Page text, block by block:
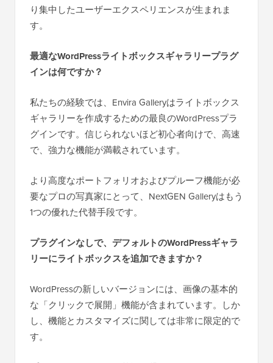
り集中したユーザーエクスペリエンスが生まれま
す。
最適なWordPressライトボックスギャラリープラグ
インは何ですか？
私たちの経験では、Envira Galleryはライトボックス
ギャラリーを作成するための最良のWordPressプラ
グインです。信じられないほど初心者向けで、高速
で、強力な機能が満載されています。
より高度なポートフォリオおよびプルーフ機能が必
要なプロの写真家にとって、NextGEN Galleryはもう
1つの優れた代替手段です。
プラグインなしで、デフォルトのWordPressギャラ
リーにライトボックスを追加できますか？
WordPressの新しいバージョンには、画像の基本的
な「クリックで展開」機能が含まれています。しか
し、機能とカスタマイズに関しては非常に限定的で
す。